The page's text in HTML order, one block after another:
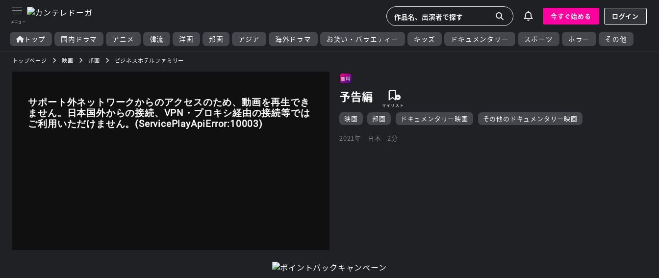
今すぐ始める ログイン
トップ 国内ドラマ アニメ 韓流 洋画 邦画 アジア 海外ドラマ お笑い・バラエティー キッズ ドキュメンタリー スポーツ ホラー その他
トップページ 映画 邦画 ビジネスホテルファミリー
サポート外ネットワークからのアクセスのため、動画を再生でき
ません。日本国外からの接続、VPN・プロキシ経由の接続等では
ご利用いただけません。(ServicePlayApiError:10003)
無料
予告編
映画 邦画 ドキュメンタリー映画 その他のドキュメンタリー映画
2021年 日本 2分